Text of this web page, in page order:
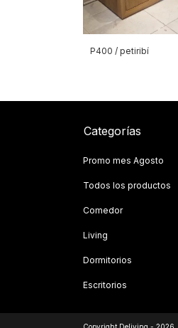
P400 / petiribí
Categorías
Promo mes Agosto
Todos los productos
Comedor
Living
Dormitorios
Escritorios